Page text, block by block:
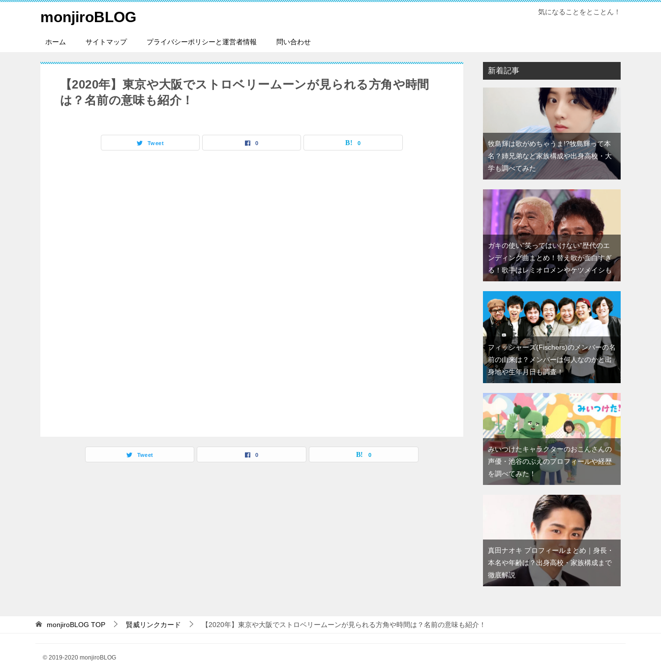
monjiroBLOG 気になることをとことん！
ホーム サイトマップ プライバシーポリシーと運営者情報 問い合わせ
【2020年】東京や大阪でストロベリームーンが見られる方角や時間
は？名前の意味も紹介！
Tweet 0 0
Tweet 0 0
新着記事
牧島輝は歌がめちゃうま!?牧島輝って本
名？姉兄弟など家族構成や出身高校・大
学も調べてみた
ガキの使い”笑ってはいけない”歴代のエ
ンディング曲まとめ！替え歌が面白すぎ
る！歌手はレミオロメンやケツメイシも
フィッシャーズ(Fischers)のメンバーの名
前の由来は？メンバーは何人なのかと出
身地や生年月日も調査！
みいつけたキャラクターのおこんさんの
声優・池谷のぶえのプロフィールや経歴
を調べてみた！
真田ナオキ プロフィールまとめ｜身長・
本名や年齢は？出身高校・家族構成まで
徹底解説
monjiroBLOG TOP 賢威リンクカード 【2020年】東京や大阪でストロベリームーンが見られる方角や時間は？名前の意味も紹介！
© 2019-2020 monjiroBLOG